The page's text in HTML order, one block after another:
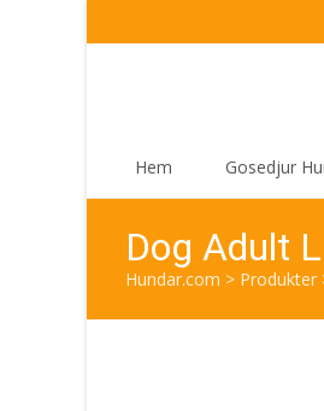
Hem Gosedjur
Dog Adult
Hundar.com > Produkter